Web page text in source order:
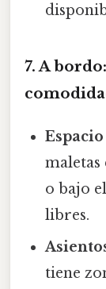
7. A
o bajo
libres.
tiene